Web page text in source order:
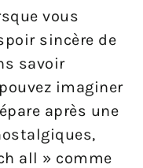
vous
sincère de
savoir
imaginer
après une
all » comme